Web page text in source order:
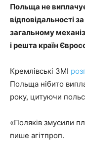
Польща не
відповідальності
загальному
і решта країн
Кремлівські ЗМІ
Польща нібито
року, цитуючи
«Поляків змусили
пише агітпроп.